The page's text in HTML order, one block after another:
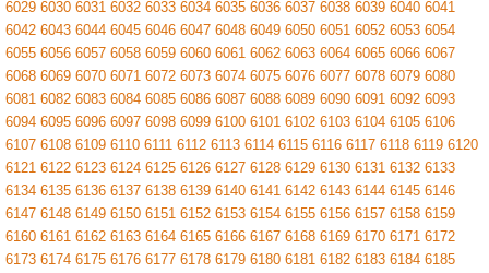
6029 6030 6031 6032 6033 6034 6035 6036 6037 6038 6039 6040 6041
6042 6043 6044 6045 6046 6047 6048 6049 6050 6051 6052 6053 6054
6055 6056 6057 6058 6059 6060 6061 6062 6063 6064 6065 6066 6067
6068 6069 6070 6071 6072 6073 6074 6075 6076 6077 6078 6079 6080
6081 6082 6083 6084 6085 6086 6087 6088 6089 6090 6091 6092 6093
6094 6095 6096 6097 6098 6099 6100 6101 6102 6103 6104 6105 6106
6107 6108 6109 6110 6111 6112 6113 6114 6115 6116 6117 6118 6119 6120
6121 6122 6123 6124 6125 6126 6127 6128 6129 6130 6131 6132 6133
6134 6135 6136 6137 6138 6139 6140 6141 6142 6143 6144 6145 6146
6147 6148 6149 6150 6151 6152 6153 6154 6155 6156 6157 6158 6159
6160 6161 6162 6163 6164 6165 6166 6167 6168 6169 6170 6171 6172
6173 6174 6175 6176 6177 6178 6179 6180 6181 6182 6183 6184 6185